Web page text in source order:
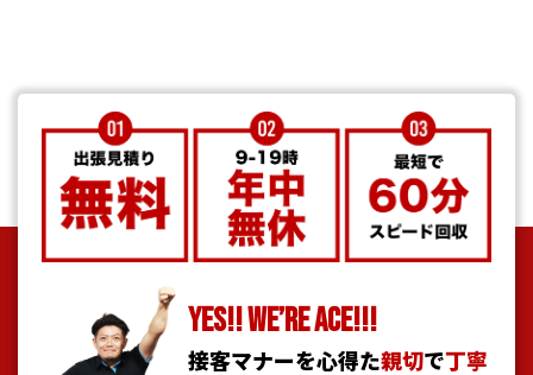
YES!! WE’RE ACE!!!
接客マナーを心得た親切で丁寧